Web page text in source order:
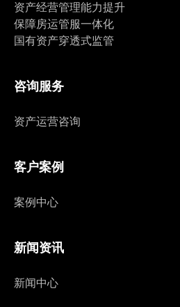
资产经营管理能力提升
保障房运管服一体化
国有资产穿透式监管
咨询服务
资产运营咨询
客户案例
案例中心
新闻资讯
新闻中心